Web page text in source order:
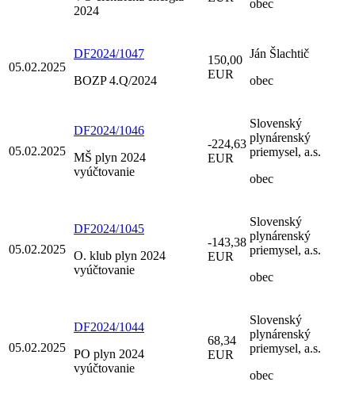
2024
obec
05.02.2025
DF2024/1047
BOZP 4.Q/2024
150,00
EUR
Ján Šlachtič
obec
05.02.2025
DF2024/1046
MŠ plyn 2024
vyúčtovanie
-224,63
EUR
Slovenský
plynárenský
priemysel, a.s.
obec
05.02.2025
DF2024/1045
O. klub plyn 2024
vyúčtovanie
-143,38
EUR
Slovenský
plynárenský
priemysel, a.s.
obec
05.02.2025
DF2024/1044
PO plyn 2024
vyúčtovanie
68,34
EUR
Slovenský
plynárenský
priemysel, a.s.
obec